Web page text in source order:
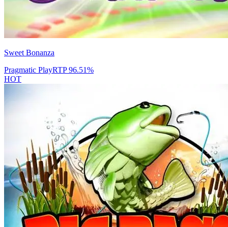
Sweet Bonanza
Pragmatic PlayRTP96.51%
HOT